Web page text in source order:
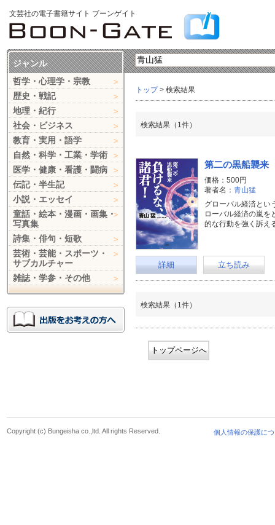
文芸社の電子書籍サイト ブーンゲイト
トップ> 検索結果
検索結果（1件）
第二の黒船襲
価格：500円
著者名： 青山猛
グローバル経済とい
ローバル経済の嵐を
的な行動を強く訴え
詳細 立ち読み
検索結果（1件）
トップページへ
ジャンル
哲学・心理学・宗教
歴史・戦記
地理・紀行
社会・ビジネス
教育・実用・語学
自然・科学・工業・学術
医学・健康・看護・闘病
伝記・半生記
小説・エッセイ
童話・絵本・漫画・画集・
写真集
詩集・俳句・短歌
芸術・芸能・スポーツ・
サブカルチャー
雑誌・学参・その他
個人情報の保護に
Copyright (c) Bungeisha co.,ltd. All rights Reserved.